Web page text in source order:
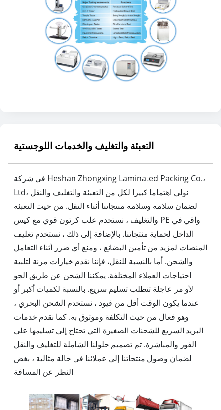
التعبئة والتغليف والخدمات اللوجستية
في شركة Heshan Zhongxing Laminated Packing Co.،
Ltd، نولي اهتماما كبيرا لكل من التعبئة والتغليف والنقل
لضمان سلامة وسلامة منتجاتنا أثناء النقل. من حيث التعبئة
والتغليف ، نستخدم علب كرتون قوي مع كيس PE واقي في
الداخل لحماية منتجاتنا. بالإضافة إلى ذلك ، نستخدم تغليف
المنصات لمزيد من تأمين البضائع ، ومنع أي ضرر أثناء التعامل
والشحن. أما بالنسبة للنقل، فإننا نقدم خيارات مرنة لتلبية
احتياجات العملاء المختلفة. يمكننا الشحن عن طريق الجو
لأوامر عاجلة تتطلب تسليم سريع. بالنسبة لكميات أكبر أو
عندما يكون الوقت أقل من قيود ، نستخدم الشحن البحري ،
وهو فعال من حيث التكلفة وموثوق به. كما نقدم خدمات
البريد السريع للشحنات الصغيرة التي تحتاج إلى تسليمها على
الفور والمباشرة. تم تصميم حلولنا الشاملة للتغليف والنقل
لضمان وصول منتجاتنا إلى عملائنا في حالة مثالية ، بغض
النظر عن المسافة.